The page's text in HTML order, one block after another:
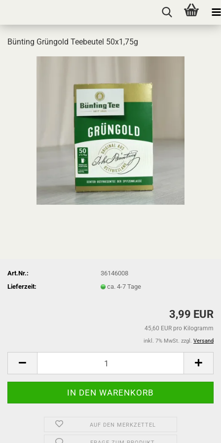
Bünting Grüngold Teebeutel 50x1,75g
Art.Nr.:
36146008
Lieferzeit:
ca. 4-7 Tage
3,99 EUR
45,60 EUR pro Kilogramm
inkl. 7% MwSt. zzgl. Versand
AUF DEN MERKZETTEL